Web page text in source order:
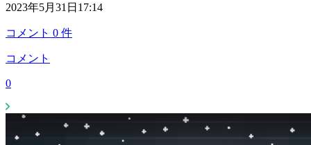
2023年5月31日17:14
コメント 0 件
コメント
0